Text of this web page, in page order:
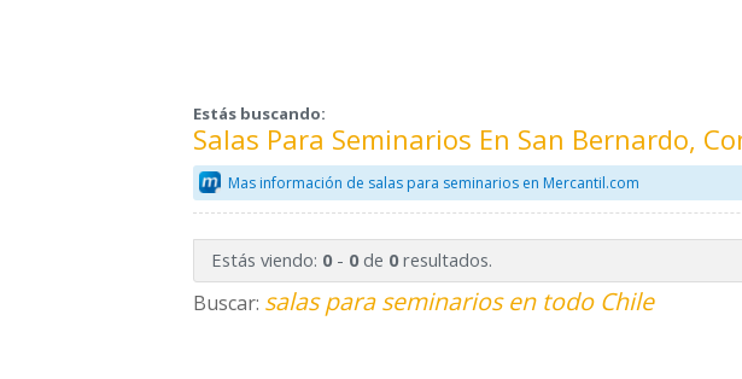
Estás buscando:
Salas Para Seminarios En San Bernardo,
Mas información de salas para seminarios en Mercantil.com
Estás viendo: 0- 0de 0resultados.
Buscar: salas para seminarios en todo Chile